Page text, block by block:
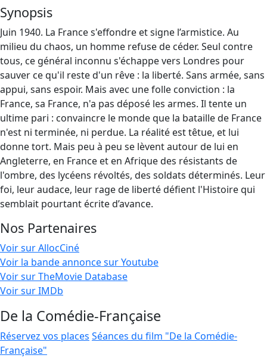
Synopsis
Juin 1940. La France s'effondre et signe l’armistice. Au
milieu du chaos, un homme refuse de céder. Seul contre
tous, ce général inconnu s'échappe vers Londres pour
sauver ce qu'il reste d'un rêve : la liberté. Sans armée, sans
appui, sans espoir. Mais avec une folle conviction : la
France, sa France, n'a pas déposé les armes. Il tente un
ultime pari : convaincre le monde que la bataille de France
n'est ni terminée, ni perdue. La réalité est têtue, et lui
donne tort. Mais peu à peu se lèvent autour de lui en
Angleterre, en France et en Afrique des résistants de
l'ombre, des lycéens révoltés, des soldats déterminés. Leur
foi, leur audace, leur rage de liberté défient l'Histoire qui
semblait pourtant écrite d’avance.
Nos Partenaires
Voir sur AllocCiné
Voir la bande annonce sur Youtube
Voir sur TheMovie Database
Voir sur IMDb
De la Comédie-Française
Réservez vos places Séances du film "De la Comédie-
Française"